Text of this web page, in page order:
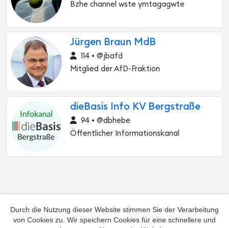
Bzhe channel wste ymtagagwte
Jürgen Braun MdB
114 • @jbafd
Mitglied der AfD-Fraktion
dieBasis Info KV Bergstraße
94 • @dbhebe
Öffentlicher Informationskanal
Durch die Nutzung dieser Website stimmen Sie der Verarbeitung
von Cookies zu. Wir speichern Cookies für eine schnellere und